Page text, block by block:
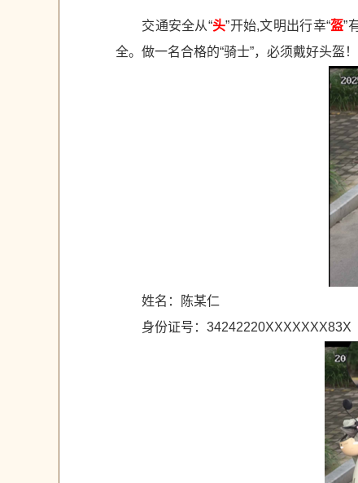
交通安全从“头”开始,文明出行幸“盔”
全。做一名合格的“骑士”，必须戴好头盔
姓名：陈某仁
身份证号：34242220XXXXXXX83X